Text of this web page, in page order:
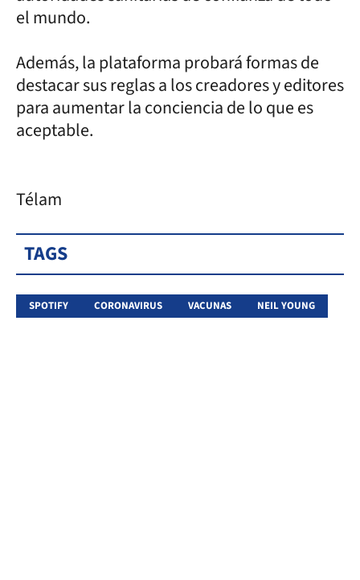
el mundo.
Además, la plataforma probará formas de
destacar sus reglas a los creadores y editores
para aumentar la conciencia de lo que es
aceptable.
Télam
TAGS
SPOTIFY CORONAVIRUS VACUNAS NEIL YOUNG